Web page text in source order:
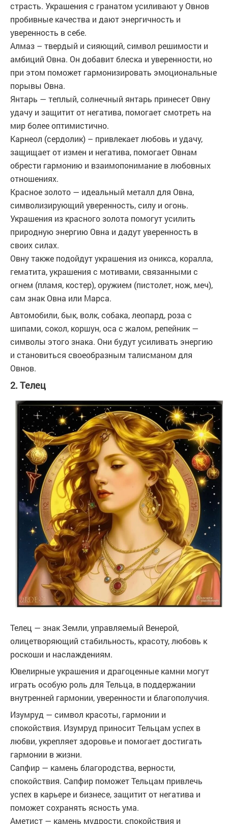
страсть. Украшения с гранатом усиливают у Овнов
пробивные качества и дают энергичность и
уверенность в себе.
Алмаз – твердый и сияющий, символ решимости и
амбиций Овна. Он добавит блеска и уверенности, но
при этом поможет гармонизировать эмоциональные
порывы Овна.
Янтарь — теплый, солнечный янтарь принесет Овну
удачу и защитит от негатива, помогает смотреть на
мир более оптимистично.
Карнеол (сердолик) – привлекает любовь и удачу,
защищает от измен и негатива, помогает Овнам
обрести гармонию и взаимопонимание в любовных
отношениях.
Красное золото — идеальный металл для Овна,
символизирующий уверенность, силу и огонь.
Украшения из красного золота помогут усилить
природную энергию Овна и дадут уверенность в
своих силах.
Овну также подойдут украшения из оникса, коралла,
гематита, украшения с мотивами, связанными с
огнем (пламя, костер), оружием (пистолет, нож, меч),
сам знак Овна или Марса.
Автомобили, бык, волк, собака, леопард, роза с
шипами, сокол, коршун, оса с жалом, репейник —
символы этого знака. Они будут усиливать энергию
и становиться своеобразным талисманом для
Овнов.
2. Телец
Телец — знак Земли, управляемый Венерой,
олицетворяющий стабильность, красоту, любовь к
роскоши и наслаждениям.
Ювелирные украшения и драгоценные камни могут
играть особую роль для Тельца, в поддержании
внутренней гармонии, уверенности и благополучия.
Изумруд — символ красоты, гармонии и
спокойствия. Изумруд приносит Тельцам успех в
любви, укрепляет здоровье и помогает достигать
гармонии в жизни.
Сапфир — камень благородства, верности,
спокойствия. Сапфир поможет Тельцам привлечь
успех в карьере и бизнесе, защитит от негатива и
поможет сохранять ясность ума.
Аметист — камень мудрости, спокойствия и